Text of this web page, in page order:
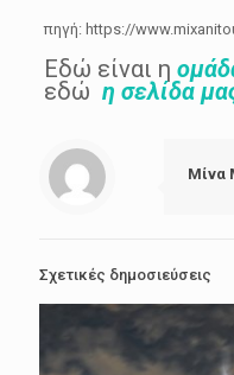
πηγή: https://
Εδώ είναι η
εδώ η σελίδα
Μίνα
Σχετικές δημοσιεύσεις